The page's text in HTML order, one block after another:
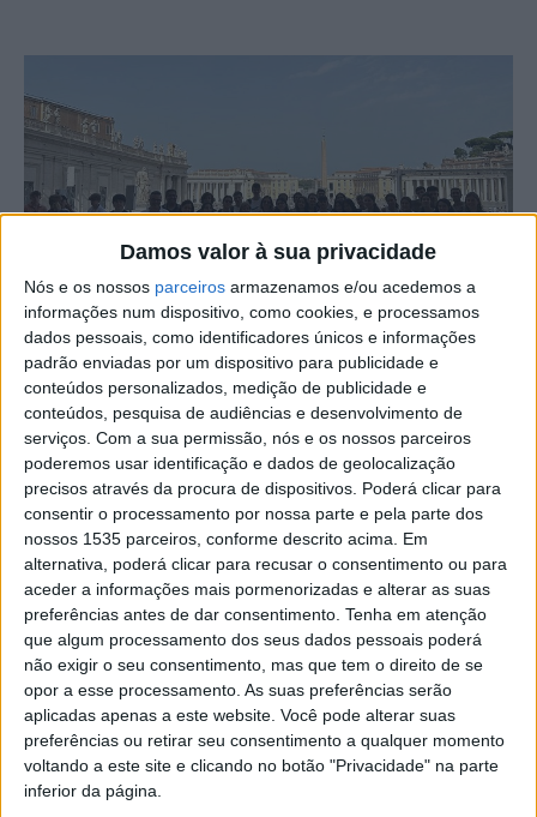
Damos valor à sua privacidade
Nós e os nossos parceiros armazenamos e/ou acedemos a
informações num dispositivo, como cookies, e processamos
dados pessoais, como identificadores únicos e informações
padrão enviadas por um dispositivo para publicidade e
conteúdos personalizados, medição de publicidade e
conteúdos, pesquisa de audiências e desenvolvimento de
serviços. Com a sua permissão, nós e os nossos parceiros
poderemos usar identificação e dados de geolocalização
precisos através da procura de dispositivos. Poderá clicar para
consentir o processamento por nossa parte e pela parte dos
nossos 1535 parceiros, conforme descrito acima. Em
alternativa, poderá clicar para recusar o consentimento ou para
aceder a informações mais pormenorizadas e alterar as suas
preferências antes de dar consentimento. Tenha em atenção
que algum processamento dos seus dados pessoais poderá
não exigir o seu consentimento, mas que tem o direito de se
opor a esse processamento. As suas preferências serão
aplicadas apenas a este website. Você pode alterar suas
preferências ou retirar seu consentimento a qualquer momento
voltando a este site e clicando no botão "Privacidade" na parte
inferior da página.
Durante quatro dias um grupo de 29 estudantes e 7
professores do Agrupamentos de Escolas Padre António
Andrade, de Oleiros, visitaram Roma, Itália. Esta viagem
realizou-se no âmbito do Plano Integrado e Inovador de
Combate ao Insucesso Escolar 2.0), com o apoio
financeiro da Câmara Municipal.
A autarquia conta que para estes jovens, cada dia foi uma
descoberta, visitando vários locais e conhecendo a
cultura e património local. Para estes alunos a
experiência foi “inesquecível” e estão por isso gratos à
Câmara Municipal pela oportunidade.
Esta não é a primeira viagem de captação de